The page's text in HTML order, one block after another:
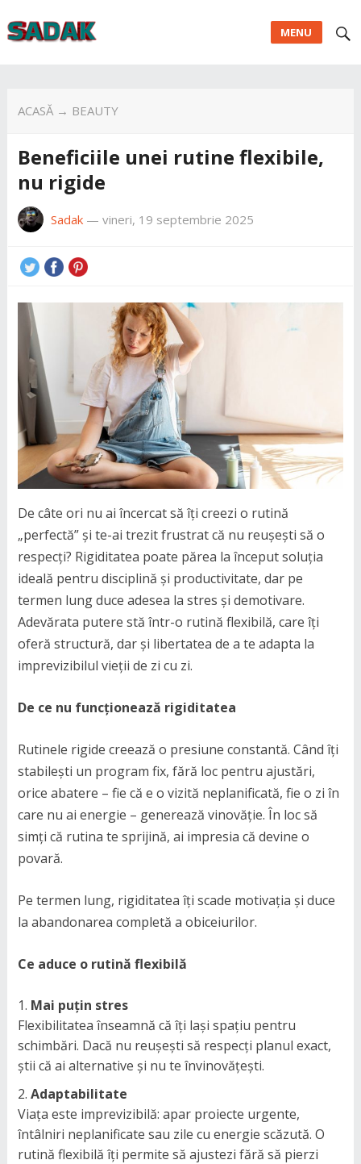
MENU
ACASĂ→ BEAUTY
Beneficiile unei rutine flexibile,
nu rigide
Sadak— vineri, 19 septembrie 2025
De câte ori nu ai încercat să îți creezi o rutină
„perfectă” și te-ai trezit frustrat că nu reușești să o
respecți? Rigiditatea poate părea la început soluția
ideală pentru disciplină și productivitate, dar pe
termen lung duce adesea la stres și demotivare.
Adevărata putere stă într-o rutină flexibilă, care îți
oferă structură, dar și libertatea de a te adapta la
imprevizibilul vieții de zi cu zi.
De ce nu funcționează rigiditatea
Rutinele rigide creează o presiune constantă. Când îți
stabilești un program fix, fără loc pentru ajustări,
orice abatere – fie că e o vizită neplanificată, fie o zi în
care nu ai energie – generează vinovăție. În loc să
simți că rutina te sprijină, ai impresia că devine o
povară.
Pe termen lung, rigiditatea îți scade motivația și duce
la abandonarea completă a obiceiurilor.
Ce aduce o rutină flexibilă
Mai puțin stres
Flexibilitatea înseamnă că îți lași spațiu pentru
schimbări. Dacă nu reușești să respecți planul exact,
știi că ai alternative și nu te învinovățești.
Adaptabilitate
Viața este imprevizibilă: apar proiecte urgente,
întâlniri neplanificate sau zile cu energie scăzută. O
rutină flexibilă îți permite să ajustezi fără să pierzi